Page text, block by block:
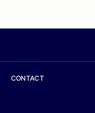
CONTACT